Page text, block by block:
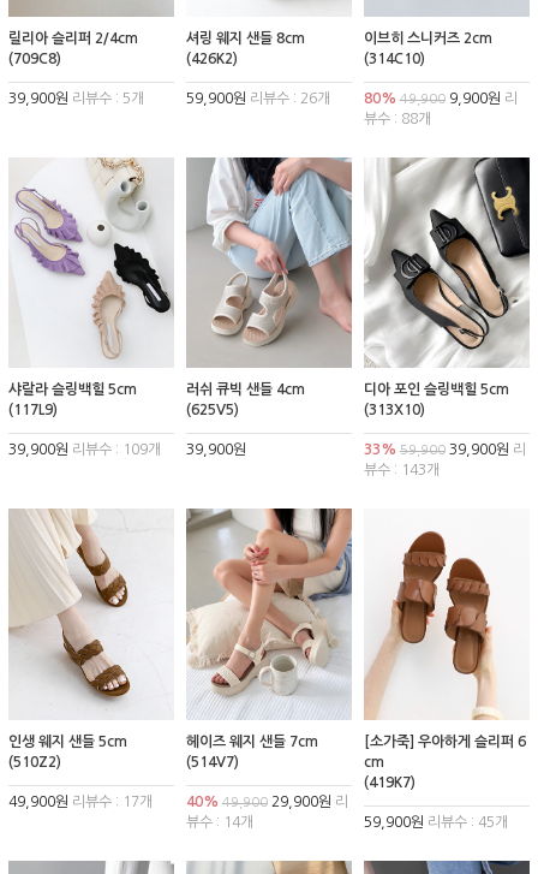
릴리아 슬리퍼 2/4cm
(709C8)
39,900원 리뷰수 : 5개
셔링 웨지 샌들 8cm
(426K2)
59,900원 리뷰수 : 26개
이브히 스니커즈 2cm
(314C10)
80% 49,9009,900원 리
뷰수 : 88개
샤랄라 슬링백힐 5cm
(117L9)
39,900원 리뷰수 : 109개
러쉬 큐빅 샌들 4cm
(625V5)
39,900원
디아 포인 슬링백힐 5cm
(313X10)
33% 59,90039,900원 리
뷰수 : 143개
인생 웨지 샌들 5cm
(510Z2)
49,900원 리뷰수 : 17개
헤이즈 웨지 샌들 7cm
(514V7)
40% 49,90029,900원 리
뷰수 : 14개
[소가죽] 우아하게 슬리퍼 6
cm
(419K7)
59,900원 리뷰수 : 45개